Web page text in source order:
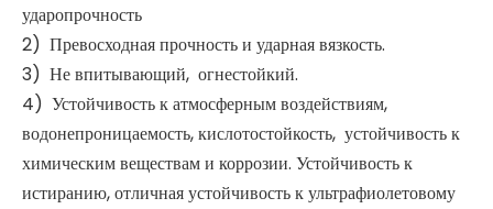
ударопрочность
2) Превосходная прочность и ударная вязкость.
3) Не впитывающий, огнестойкий.
4) Устойчивость к атмосферным воздействиям,
водонепроницаемость, кислотостойкость, устойчивость к
химическим веществам и коррозии. Устойчивость к
истиранию, отличная устойчивость к ультрафиолетовому